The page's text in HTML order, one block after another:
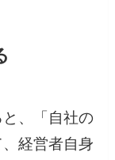
、「自社の
経営者自身